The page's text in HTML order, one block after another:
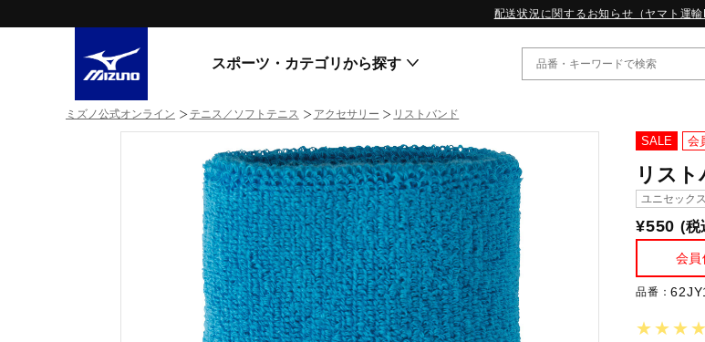
配送状況に関するお知らせ（ヤマト運輸
スポーツ・カテゴリから探す
スニーカー スニーカー
すべてのシリーズ
WAVE PROPHECY
MORELIA LS
WAVE RIDER
MXR
ゴアテックス
コラボレーション
その他シリーズ
WP13.2｜特集
MORELIA LS｜特集
W.PROPHECY1｜特集
WP MAGIC MITA｜特集
WP STRAP｜特集
スペシャルカラーパック｜特集
WP STRAP 2｜特集
マーガレット・ハウエル｜特集
ミズノ公式オンライン テニス／ソフトテニス アクセサリー リストバンド
SALE 会
リス
ユニセックス
¥550 (税
会
品番：
★★★★